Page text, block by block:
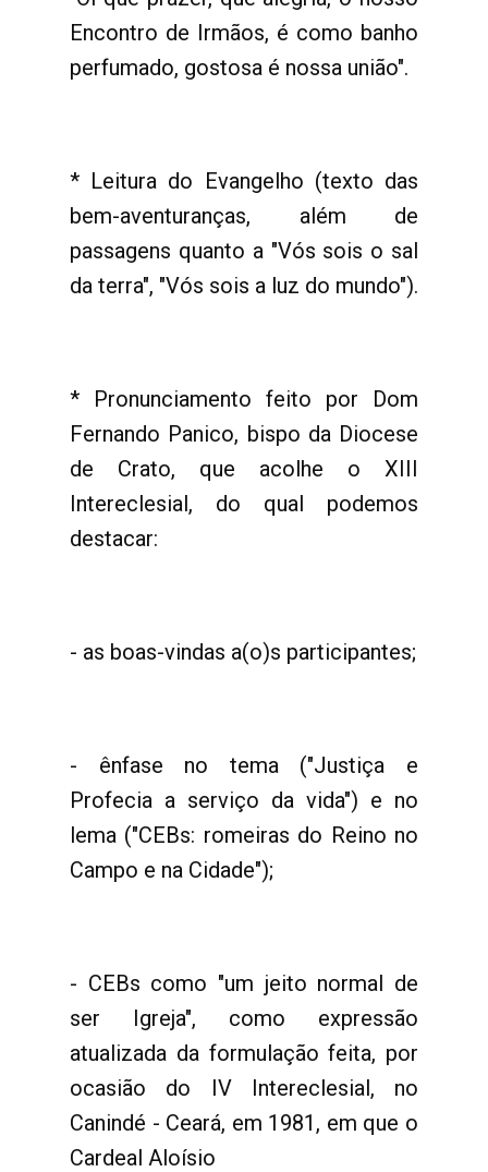
Encontro de Irmãos, é como banho
perfumado, gostosa é nossa união".
* Leitura do Evangelho (texto das
bem-aventuranças, além de
passagens quanto a "Vós sois o sal
da terra", "Vós sois a luz do mundo").
* Pronunciamento feito por Dom
Fernando Panico, bispo da Diocese
de Crato, que acolhe o XIII
Intereclesial, do qual podemos
destacar:
- as boas-vindas a(o)s participantes;
- ênfase no tema ("Justiça e
Profecia a serviço da vida") e no
lema ("CEBs: romeiras do Reino no
Campo e na Cidade");
- CEBs como "um jeito normal de
ser Igreja", como expressão
atualizada da formulação feita, por
ocasião do IV Intereclesial, no
Canindé - Ceará, em 1981, em que o
Cardeal Aloísio